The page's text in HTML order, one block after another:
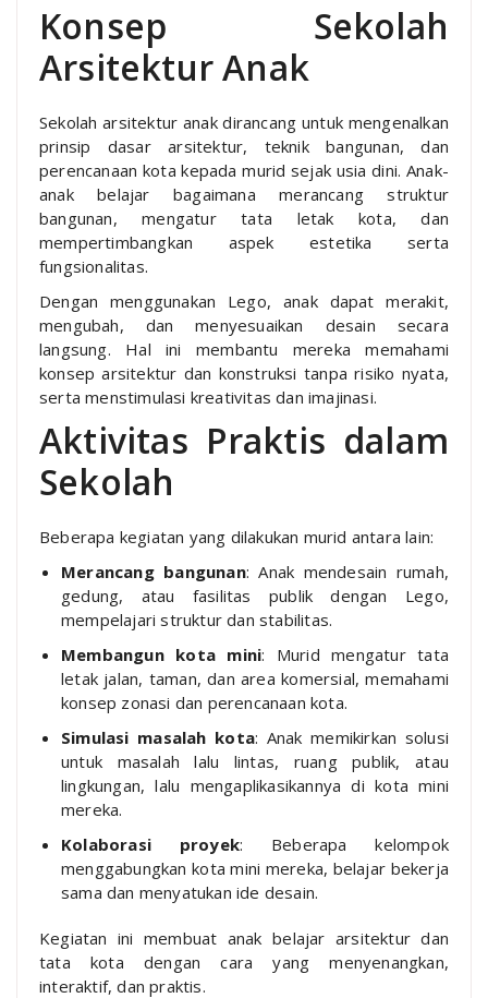
Konsep Sekolah
Arsitektur Anak
Sekolah arsitektur anak dirancang untuk mengenalkan
prinsip dasar arsitektur, teknik bangunan, dan
perencanaan kota kepada murid sejak usia dini. Anak-
anak belajar bagaimana merancang struktur
bangunan, mengatur tata letak kota, dan
mempertimbangkan aspek estetika serta
fungsionalitas.
Dengan menggunakan Lego, anak dapat merakit,
mengubah, dan menyesuaikan desain secara
langsung. Hal ini membantu mereka memahami
konsep arsitektur dan konstruksi tanpa risiko nyata,
serta menstimulasi kreativitas dan imajinasi.
Aktivitas Praktis dalam
Sekolah
Beberapa kegiatan yang dilakukan murid antara lain:
Merancang bangunan: Anak mendesain rumah,
gedung, atau fasilitas publik dengan Lego,
mempelajari struktur dan stabilitas.
Membangun kota mini: Murid mengatur tata
letak jalan, taman, dan area komersial, memahami
konsep zonasi dan perencanaan kota.
Simulasi masalah kota: Anak memikirkan solusi
untuk masalah lalu lintas, ruang publik, atau
lingkungan, lalu mengaplikasikannya di kota mini
mereka.
Kolaborasi proyek: Beberapa kelompok
menggabungkan kota mini mereka, belajar bekerja
sama dan menyatukan ide desain.
Kegiatan ini membuat anak belajar arsitektur dan
tata kota dengan cara yang menyenangkan,
interaktif, dan praktis.